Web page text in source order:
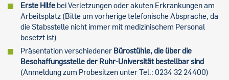
Erste Hilfe bei Verletzungen oder akuten Erkrankungen am
Arbeitsplatz (Bitte um vorherige telefonische Absprache, da
die Stabsstelle nicht immer mit medizinischem Personal
besetzt ist)
Präsentation verschiedener Bürostühle, die über die
Beschaffungsstelle der Ruhr-Universität bestellbar sind
(Anmeldung zum Probesitzen unter Tel.: 0234 32 24400)